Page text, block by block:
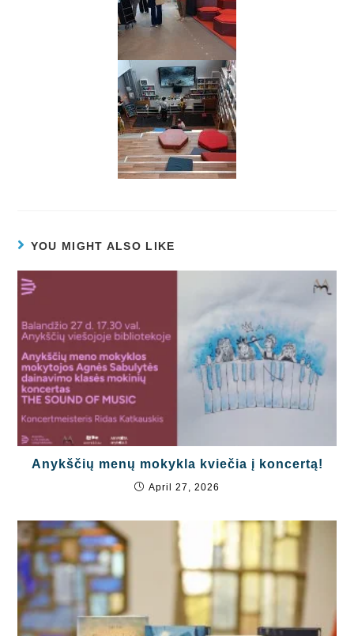
YOU MIGHT ALSO LIKE
Anykščių menų mokykla kviečia į koncertą!
April 27, 2026